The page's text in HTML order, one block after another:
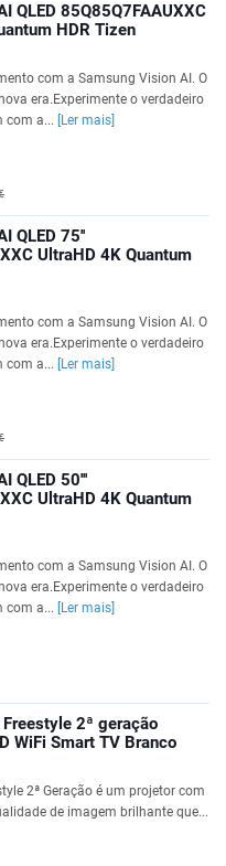
QLED 85Q85Q7FAAUXXC
HDR Tizen
com a Samsung Vision AI. O
era.Experimente o verdadeiro
com a...
[Ler mais]
QLED 75''
UltraHD 4K Quantum
com a Samsung Vision AI. O
era.Experimente o verdadeiro
com a...
[Ler mais]
QLED 50'''
UltraHD 4K Quantum
com a Samsung Vision AI. O
era.Experimente o verdadeiro
com a...
[Ler mais]
2ª geração
WiFi Smart TV Branco
2ª Geração é um projetor com
de imagem brilhante que...